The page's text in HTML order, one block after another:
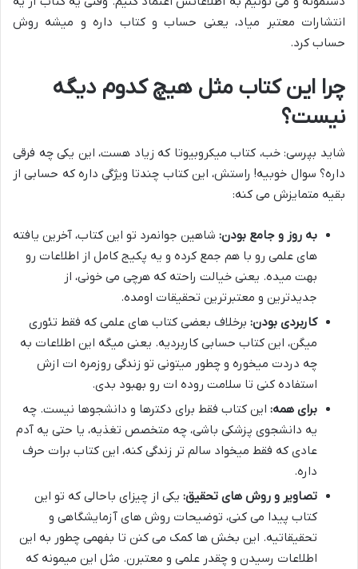
انتشارات معتبر میاد، یعنی حساب و کتاب داره و میشه روش
حساب کرد.
چرا این کتاب مثل هیچ کدوم دیگه
نیست؟
شاید بپرسی: خب، کتاب میکروبیوتا که زیاد هست، این یکی چه فرقی
داره؟ سوال خوبیه! راستش، این کتاب چندتا ویژگی داره که حسابی از
بقیه متمایزش می کنه:
به روز و جامع بودن: شاهین جوانمرد تو این کتاب، آخرین یافته
های علمی رو با هم جمع کرده و یه پکیج کامل از اطلاعات رو
بهت میده. یعنی خیالت راحته که هرچی می خونی، از
جدیدترین و معتبرترین تحقیقات اومده.
کاربردی بودن: برخلاف بعضی کتاب های علمی که فقط تئوری
میگن، این کتاب حسابی کاربردیه. یعنی میگه این اطلاعات به
چه دردت میخوره و چطور میتونی تو زندگی روزمره ات ازش
استفاده کنی تا سلامت روده ات رو بهبود بدی.
برای همه: این کتاب فقط برای دکترها و دانشجوها نیست. چه
یه دانشجوی پزشکی باشی، چه متخصص تغذیه، یا حتی یه آدم
عادی که فقط میخواد سالم تر زندگی کنه، این کتاب برات حرف
داره.
تصاویر و روش های تحقیق: یکی از چیزای باحالی که تو این
کتاب پیدا می کنی، توضیحات روش های آزمایشگاهی و
تحقیقاتیه. این بخش ها کمک می کنن تا بفهمی چطور به این
اطلاعات رسیدن و چقدر علمی و معتبرن. مثل این میمونه که